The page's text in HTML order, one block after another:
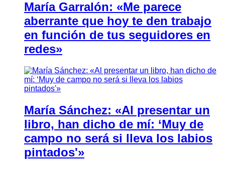
María Garralón: «Me parece
aberrante que hoy te den trabajo
en función de tus seguidores en
redes»
María Sánchez: «Al presentar un
libro, han dicho de mí: ‘Muy de
campo no será si lleva los labios
pintados'»